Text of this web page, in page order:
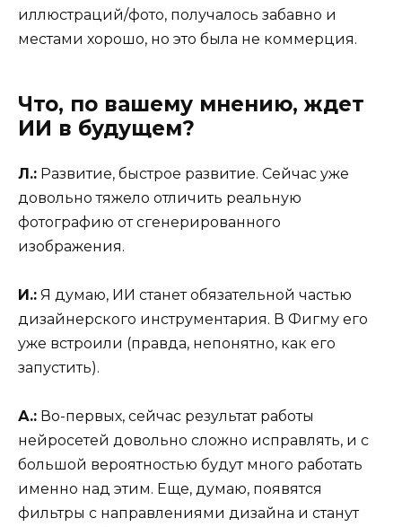
иллюстраций/фото, получалось забавно и
местами хорошо, но это была не коммерция.
Что, по вашему мнению, ждет
ИИ в будущем?
Л.: Развитие, быстрое развитие. Сейчас уже
довольно тяжело отличить реальную
фотографию от сгенерированного
изображения.
И.: Я думаю, ИИ станет обязательной частью
дизайнерского инструментария. В Фигму его
уже встроили (правда, непонятно, как его
запустить).
А.: Во-первых, сейчас результат работы
нейросетей довольно сложно исправлять, и с
большой вероятностью будут много работать
именно над этим. Еще, думаю, появятся
фильтры с направлениями дизайна и станут